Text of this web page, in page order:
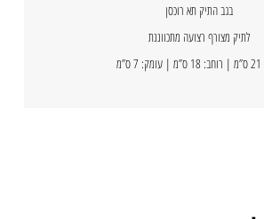
בגב התיק תא רוכסן
לתיק מצורף רצועה מתכווננת